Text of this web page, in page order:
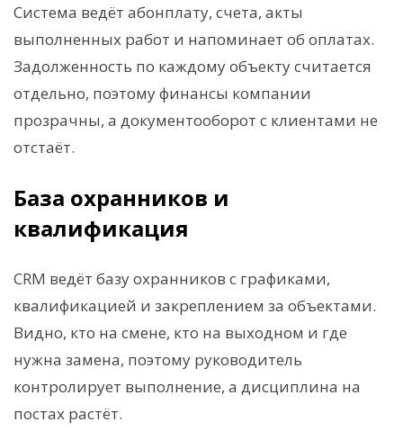
Система ведёт абонплату, счета, акты
выполненных работ и напоминает об оплатах.
Задолженность по каждому объекту считается
отдельно, поэтому финансы компании
прозрачны, а документооборот с клиентами не
отстаёт.
База охранников и
квалификация
CRM ведёт базу охранников с графиками,
квалификацией и закреплением за объектами.
Видно, кто на смене, кто на выходном и где
нужна замена, поэтому руководитель
контролирует выполнение, а дисциплина на
постах растёт.